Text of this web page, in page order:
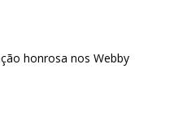
honrosa nos Webby